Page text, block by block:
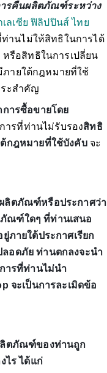
รคืนผลิตภัณฑ์ระหว่าง
เลเซีย ฟิลิปปินส์ ไทย
านไม่ให้สิทธิในการได้
หรือสิทธิในการเปลี่ยน
ายใต้กฎหมายที่ใช้
ระสำคัญ
ารซื้อขายโดย
การที่ท่านไม่รับรองสิทธิ
กฎหมายที่ใช้บังคับ จะ
ลิตภัณฑ์หรือประกาศว่า
ณฑ์ใดๆ ที่ท่านเสนอ
ภายใต้ประกาศเรียก
อดภัย ท่านตกลงจะนำ
ารที่ท่านไม่นำ
จะเป็นการละเมิดข้อ
ลิตภัณฑ์ของท่านถูก
ไร ได้แก่